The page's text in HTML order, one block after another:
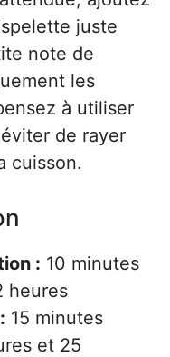
juste
note de
les
à utiliser
de rayer
cuisson.
: 10 minutes
heures
15 minutes
et 25